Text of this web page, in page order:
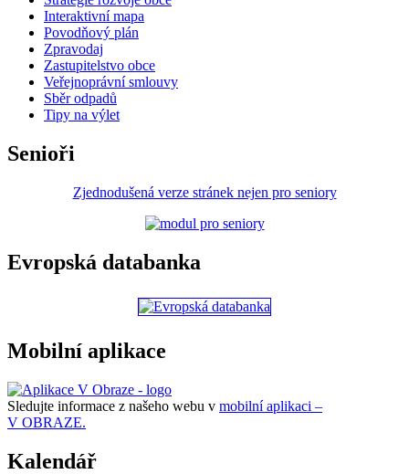
Interaktivní mapa
Povodňový plán
Zpravodaj
Zastupitelstvo obce
Veřejnoprávní smlouvy
Sběr odpadů
Tipy na výlet
Senioři
Zjednodušená verze stránek nejen pro seniory
Evropská databanka
Mobilní aplikace
Sledujte informace z našeho webu v mobilní aplikaci –
V OBRAZE.
Kalendář